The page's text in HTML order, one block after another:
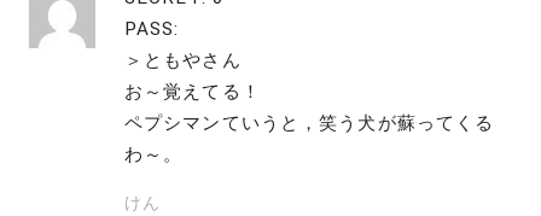
PASS:
＞ともやさん
お～覚えてる！
ペプシマンていうと，笑う犬が蘇ってくる
わ～。
けん